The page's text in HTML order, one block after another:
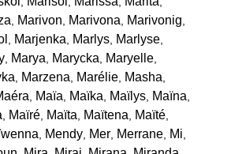
, Marivon, Marivona, Marivonig,
, Marjenka, Marlys, Marlyse,
, Marya, Marycka, Maryelle,
, Marzena, Marélie, Masha,
, Maïa, Maïka, Maïlys, Maïna,
, Maïré, Maïta, Maïtena, Maïté,
, Mendy, Mer, Merrane, Mi,